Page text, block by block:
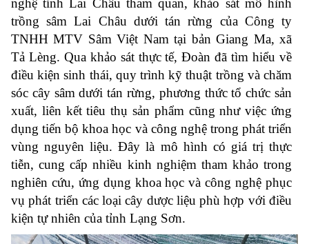
nghệ tỉnh Lai Châu tham quan, khảo sát mô hình
trồng sâm Lai Châu dưới tán rừng của Công ty
TNHH MTV Sâm Việt Nam tại bản Giang Ma, xã
Tả Lèng. Qua khảo sát thực tế, Đoàn đã tìm hiểu về
điều kiện sinh thái, quy trình kỹ thuật trồng và chăm
sóc cây sâm dưới tán rừng, phương thức tổ chức sản
xuất, liên kết tiêu thụ sản phẩm cũng như việc ứng
dụng tiến bộ khoa học và công nghệ trong phát triển
vùng nguyên liệu. Đây là mô hình có giá trị thực
tiễn, cung cấp nhiều kinh nghiệm tham khảo trong
nghiên cứu, ứng dụng khoa học và công nghệ phục
vụ phát triển các loại cây dược liệu phù hợp với điều
kiện tự nhiên của tỉnh Lạng Sơn.